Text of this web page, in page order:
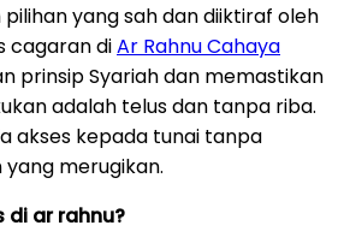
pilihan yang sah dan diiktiraf oleh
cagaran diAr Rahnu Cahaya
prinsip Syariah dan memastikan
adalah telus dan tanpa riba.
akses kepada tunai tanpa
merugikan.
di ar rahnu?